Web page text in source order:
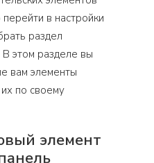
в настройки
раздел
этом разделе вы
вам элементы
по своему
элемент